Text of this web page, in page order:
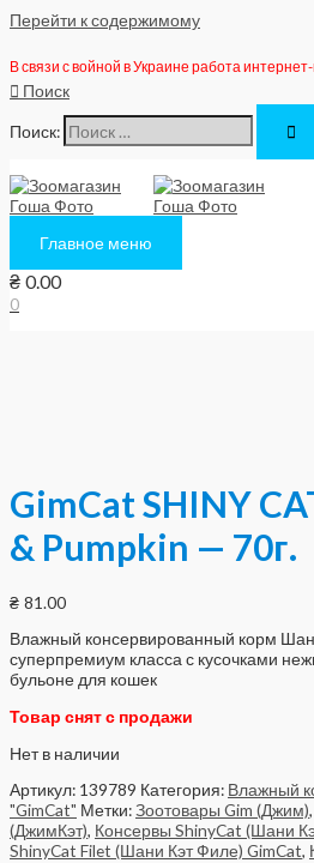
Перейти к содержимому
В связи с войной в Украине работа
Поиск
Поиск:
Главное меню
₴ 0.00
0
GimCat SHINY
& Pumpkin — 70г.
₴ 81.00
Влажный консервированный корм
суперпремиум класса с кусочками
бульоне для кошек
Товар снят с продажи
Нет в наличии
Артикул: 139789 Категория: Влажный
"GimCat" Метки:Зоотовары Gim (Джим),
(ДжимКэт), Консервы ShinyCat (Шани
ShinyCat Filet (Шани Кэт Филе) GimCat,